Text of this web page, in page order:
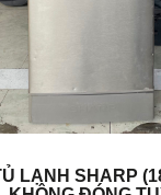
LẠNH SHARP